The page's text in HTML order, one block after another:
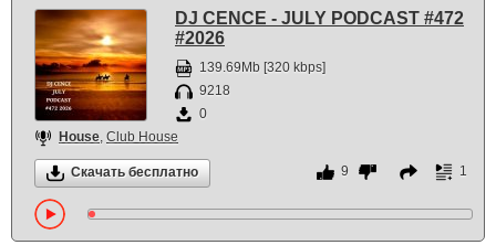
DJ CENCE - JULY PODCAST #472
#2026
139.69Mb [320 kbps]
9218
0
House, Club House
Скачать бесплатно 9 1